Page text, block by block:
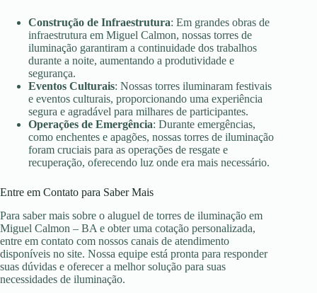
Construção de Infraestrutura: Em grandes obras de
infraestrutura em Miguel Calmon, nossas torres de
iluminação garantiram a continuidade dos trabalhos
durante a noite, aumentando a produtividade e
segurança.
Eventos Culturais: Nossas torres iluminaram festivais
e eventos culturais, proporcionando uma experiência
segura e agradável para milhares de participantes.
Operações de Emergência: Durante emergências,
como enchentes e apagões, nossas torres de iluminação
foram cruciais para as operações de resgate e
recuperação, oferecendo luz onde era mais necessário.
Entre em Contato para Saber Mais
Para saber mais sobre o aluguel de torres de iluminação em
Miguel Calmon – BA e obter uma cotação personalizada,
entre em contato com nossos canais de atendimento
disponíveis no site. Nossa equipe está pronta para responder
suas dúvidas e oferecer a melhor solução para suas
necessidades de iluminação.